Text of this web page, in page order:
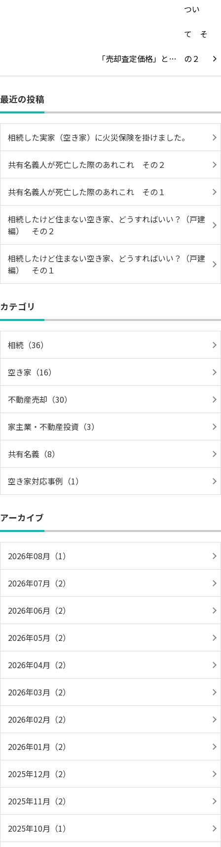
「売却査定価格」と…
最近の投稿
相続した実家（空き家）に火災保険を掛けました。
共有名義人が死亡した際のあれこれ その２
共有名義人が死亡した際のあれこれ その１
相続したけど住まない空き家、どうすればいい？（戸建
編） その２
相続したけど住まない空き家、どうすればいい？（戸建
編） その１
カテゴリ
相続（36）
空き家（16）
不動産売却（30）
家主業・不動産投資（3）
共有名義（8）
空き家対応事例（1）
アーカイブ
2026年08月（1）
2026年07月（2）
2026年06月（2）
2026年05月（2）
2026年04月（2）
2026年03月（2）
2026年02月（2）
2026年01月（2）
2025年12月（2）
2025年11月（2）
2025年10月（1）